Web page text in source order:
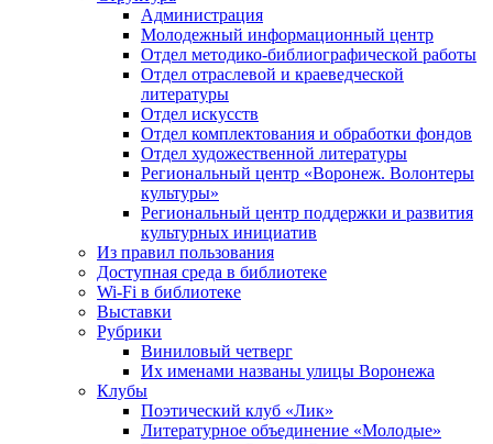
Администрация
Молодежный информационный центр
Отдел методико-библиографической работы
Отдел отраслевой и краеведческой
литературы
Отдел искусств
Отдел комплектования и обработки фондов
Отдел художественной литературы
Региональный центр «Воронеж. Волонтеры
культуры»
Региональный центр поддержки и развития
культурных инициатив
Из правил пользования
Доступная среда в библиотеке
Wi-Fi в библиотеке
Выставки
Рубрики
Виниловый четверг
Их именами названы улицы Воронежа
Клубы
Поэтический клуб «Лик»
Литературное объединение «Молодые»